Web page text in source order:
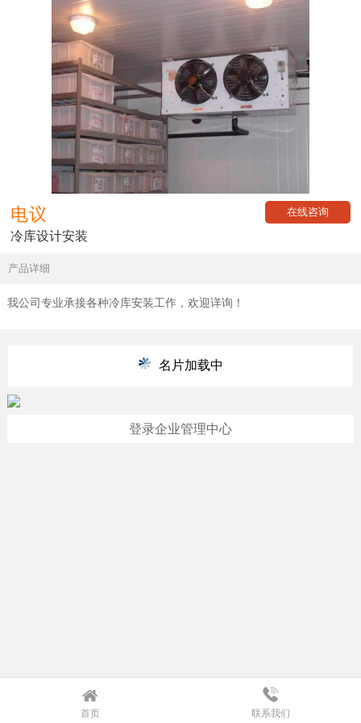
电议 在线咨询
冷库设计安装
产品详细
我公司专业承接各种冷库安装工作，欢迎详询！
名片加载中
登录企业管理中心
首页 联系我们